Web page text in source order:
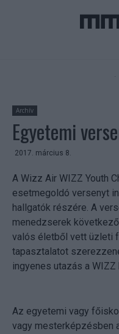
Archív
Egyetemi
2017. március 8.
A Wizz Air WIZZ Youth
esetmegoldó versenyt
hallgatók részére. A
menedzserek
valós életből vett üzleti
tapasztalatot
ingyenes utazás a
Az egyetemi vagy
vagy mesterképzésben